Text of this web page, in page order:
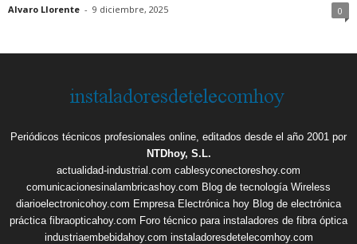
Alvaro Llorente - 9 diciembre, 2025 0
Periódicos técnicos profesionales online, editados desde el año 2001 por
NTDhoy, S.L.
actualidad-industrial.com cablesyconectoreshoy.com
comunicacionesinalambricashoy.com Blog de tecnología Wireless
diarioelectronicohoy.com Empresa Electrónica hoy Blog de electrónica
práctica fibraopticahoy.com Foro técnico para instaladores de fibra óptica
industriaembebidahoy.com instaladoresdetelecomhoy.com